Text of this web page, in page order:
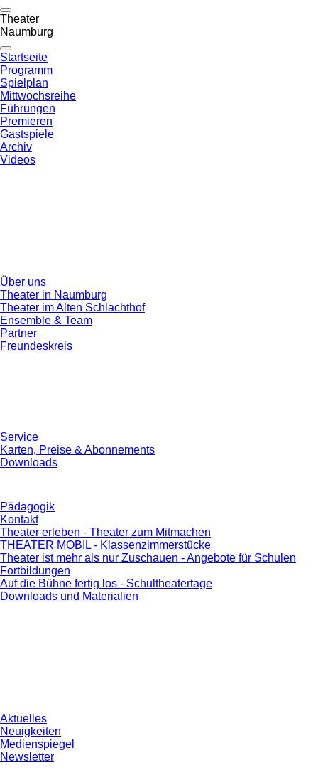
Theater
Naumburg
Startseite
Programm
Spielplan
Mittwochsreihe
Führungen
Premieren
Gastspiele
Archiv
Videos
Über uns
Theater in Naumburg
Theater im Alten Schlachthof
Ensemble & Team
Partner
Freundeskreis
Service
Karten, Preise & Abonnements
Downloads
Pädagogik
Kontakt
Theater erleben - Theater zum Mitmachen
THEATER MOBIL - Klassenzimmerstücke
Theater ist mehr als nur Zuschauen - Angebote für Schulen
Fortbildungen
Auf die Bühne fertig los - Schultheatertage
Downloads und Materialien
Aktuelles
Neuigkeiten
Medienspiegel
Newsletter